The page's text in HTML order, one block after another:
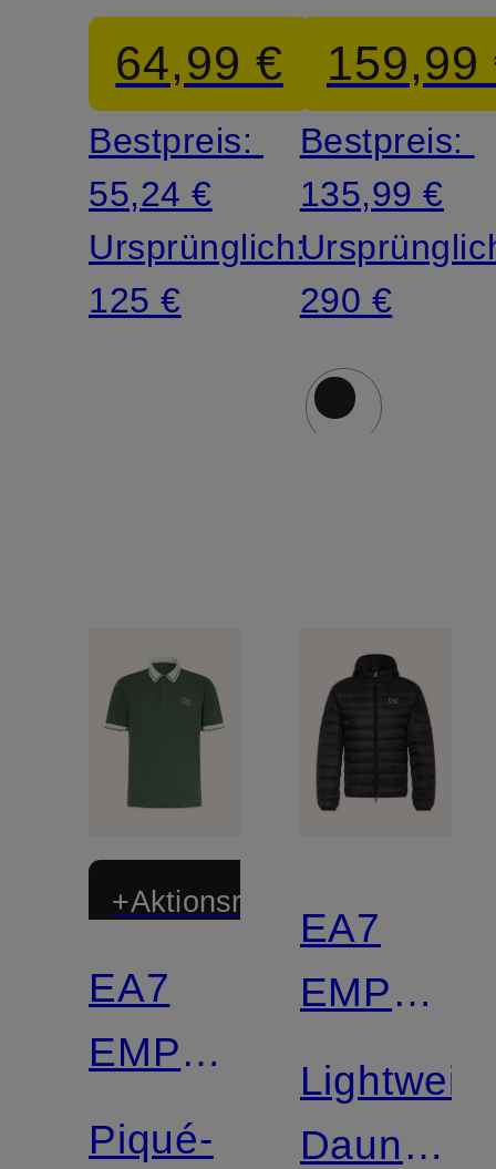
64,99 €
Bestpreis:
55,24 €
Ursprünglich:
125 €
159,99
Bestpreis:
135,99 €
290 €
+Aktionsrabatt
EA7
EMPORIO
ARMANI
Piqué-
EA7
ARMANI